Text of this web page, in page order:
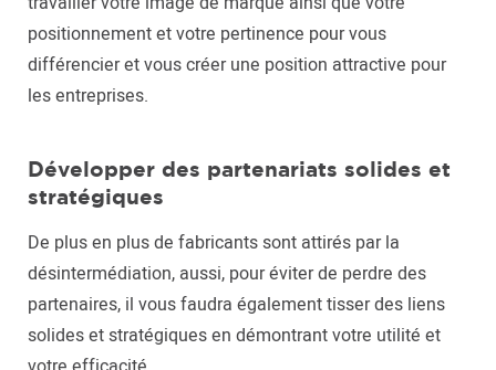
positionnement et votre pertinence pour vous
différencier et vous créer une position attractive pour
les entreprises.
Développer des partenariats solides et
stratégiques
De plus en plus de fabricants sont attirés par la
désintermédiation, aussi, pour éviter de perdre des
partenaires, il vous faudra également tisser des liens
solides et stratégiques en démontrant votre utilité et